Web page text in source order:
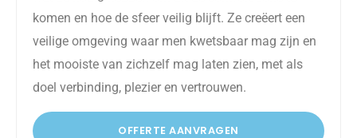
komen en hoe de sfeer veilig blijft. Ze creëert een
veilige omgeving waar men kwetsbaar mag zijn en
het mooiste van zichzelf mag laten zien, met als
doel verbinding, plezier en vertrouwen.
OFFERTE AANVRAGEN